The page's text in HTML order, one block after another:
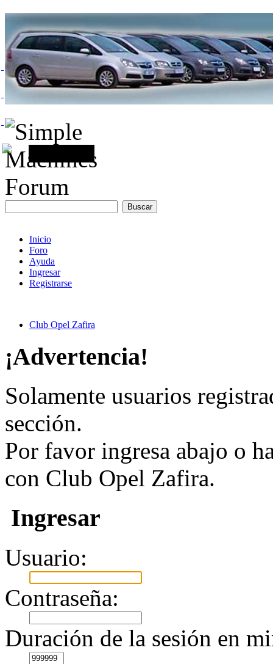
Inicio
Foro
Ayuda
Ingresar
Registrarse
Club Opel Zafira
¡Advertencia!
Solamente usuarios
sección.
Por favor ingresa abajo o
con Club Opel Zafira.
Ingresar
Usuario:
Contraseña:
Duración de la sesión en